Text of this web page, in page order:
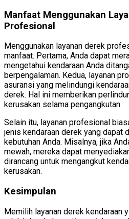
Manfaat Menggunakan
Profesional
Menggunakan layanan derek
manfaat. Pertama, Anda dapat
mengetahui kendaraan Anda
berpengalaman. Kedua, layanan
asuransi yang melindungi
derek. Hal ini memberikan
kerusakan selama pengangkutan.
Selain itu, layanan profesional
jenis kendaraan derek yang dapat
kebutuhan Anda. Misalnya, jika
mewah, mereka dapat
dirancang untuk mengangkut
kerusakan.
Kesimpulan
Memilih layanan derek kendaraan